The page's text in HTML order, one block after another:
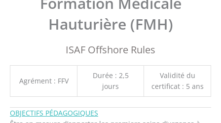
Hauturière (FMH)
ISAF Offshore Rules
Agrément : FFV
Durée : 2,5
jours
Validité du
certificat : 5 ans
OBJECTIFS PÉDAGOGIQUES